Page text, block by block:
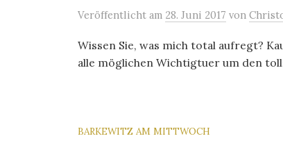
Veröffentlicht am 28. Juni 2017 von
Wissen Sie, was mich total aufregt?
alle möglichen Wichtigtuer um den
BARKEWITZ AM MITTWOCH